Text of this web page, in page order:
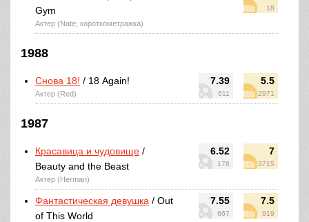
18
Gym
Актер (Nate; короткометражка)
1988
7.39
611
5.5
2971
Снова 18! / 18 Again!
Актер (Red)
1987
6.52
178
7
3715
Красавица и чудовище /
Beauty and the Beast
Актер (Herman)
7.55
667
7.5
919
Фантастическая девушка / Out
of This World